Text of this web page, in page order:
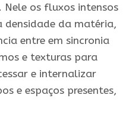
os fluxos intensos
densidade da matéria,
entre em sincronia
e texturas para
e internalizar
e espaços presentes,